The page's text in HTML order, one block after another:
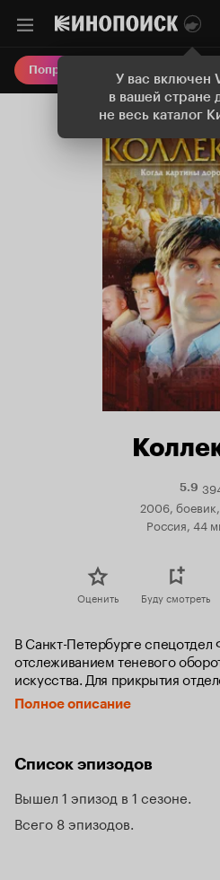
У вас включен
в вашей стране
не весь каталог
Попробовать Плюс
5.9
2006, боевик,
Россия, 44
Оценить Буду смотреть
В Санкт-Петербурге
отслеживанием теневого
искусства. Для прикрытия
«Ренессанс», оказывающая
и живописи. Однажды за
Полное описание
Список эпизодов
Вышел 1 эпизод в 1 сезоне
Всего 8 эпизодов